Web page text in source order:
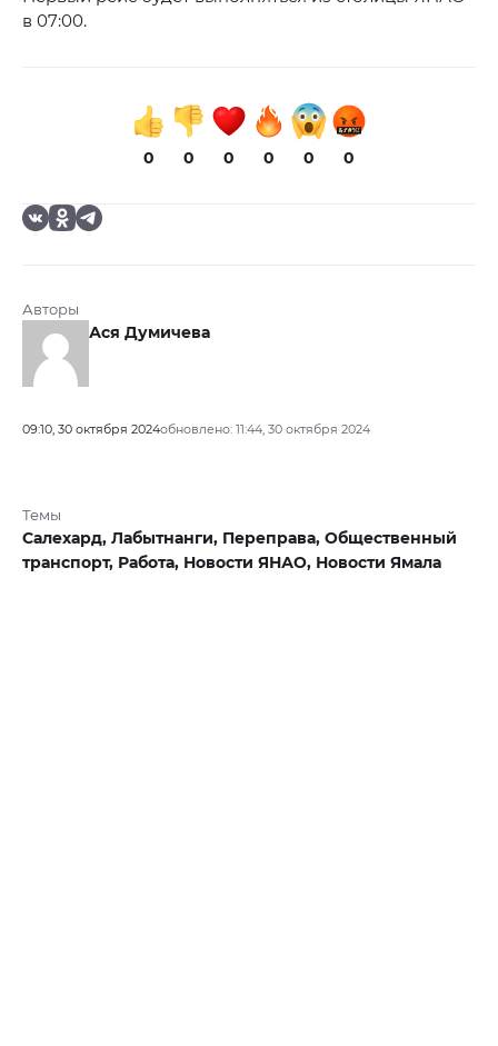
в 07:00.
0 0 0 0 0 0
Авторы
Ася Думичева
09:10, 30 октября 2024обновлено: 11:44, 30 октября 2024
Темы
Салехард, Лабытнанги, Переправа, Общественный
транспорт, Работа, Новости ЯНАО, Новости Ямала